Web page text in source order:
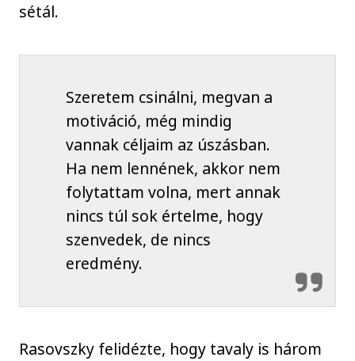
sétál.
Szeretem csinálni, megvan a
motiváció, még mindig
vannak céljaim az úszásban.
Ha nem lennének, akkor nem
folytattam volna, mert annak
nincs túl sok értelme, hogy
szenvedek, de nincs
eredmény.
Rasovszky felidézte, hogy tavaly is három